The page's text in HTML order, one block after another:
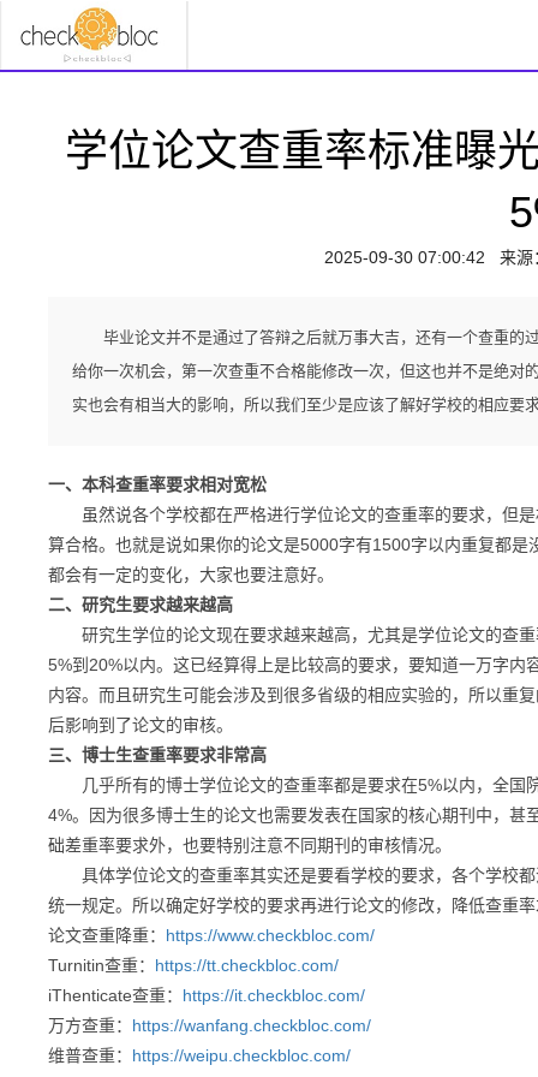
学位论文查重率标准曝
2025-09-30 07:00:42 来源
毕业论文并不是通过了答辩之后就万事大吉，还有一个查重的
给你一次机会，第一次查重不合格能修改一次，但这也并不是绝
实也会有相当大的影响，所以我们至少是应该了解好学校的相应要
一、本科查重率要求相对宽松
虽然说各个学校都在严格进行学位论文的查重率的要求，但是
算合格。也就是说如果你的论文是5000字有1500字以内重复都
都会有一定的变化，大家也要注意好。
二、研究生要求越来越高
研究生学位的论文现在要求越来越高，尤其是学位论文的查重
5%到20%以内。这已经算得上是比较高的要求，要知道一万字
内容。而且研究生可能会涉及到很多省级的相应实验的，所以重
后影响到了论文的审核。
三、博士生查重率要求非常高
几乎所有的博士学位论文的查重率都是要求在5%以内，全国
4%。因为很多博士生的论文也需要发表在国家的核心期刊中，
础差重率要求外，也要特别注意不同期刊的审核情况。
具体学位论文的查重率其实还是要看学校的要求，各个学校都
统一规定。所以确定好学校的要求再进行论文的修改，降低查重
论文查重降重： https://www.checkbloc.com/
Turnitin查重： https://tt.checkbloc.com/
iThenticate查重： https://it.checkbloc.com/
万方查重： https://wanfang.checkbloc.com/
维普查重： https://weipu.checkbloc.com/